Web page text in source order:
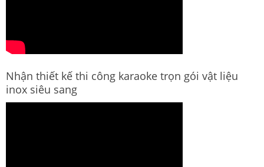
Nhận thiết kế thi công karaoke trọn gói vật liệu
inox siêu sang